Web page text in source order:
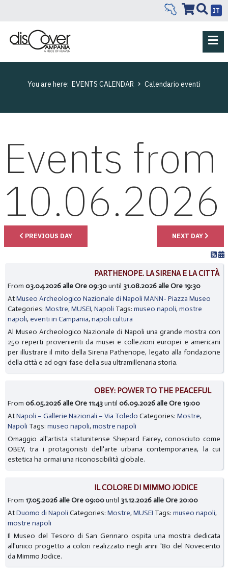
IT
You are here: EVENTS CALENDAR Calendario eventi
Events from
10.06.2026
PREVIOUS DAY NEXT DAY
PARTHENOPE. LA SIRENA E LA CITTÀ
From03.04.2026 alle Ore 09:30until 31.08.2026 alle Ore 19:30
AtMuseo Archeologico Nazionale di Napoli MANN- Piazza Museo
Categories:Mostre,MUSEI,Napoli Tags:museo napoli,mostre
napoli, eventi in Campania,napoli cultura
Al Museo Archeologico Nazionale di Napoli una grande mostra con
250 reperti provenienti da musei e collezioni europei e americani
per illustrare il mito della Sirena Pathenope, legato alla fondazione
della città e ad ogni fase della sua ultramillenaria storia.
OBEY: POWER TO THE PEACEFUL
From06.05.2026 alle Ore 11:43until06.09.2026 alle Ore 19:00
AtNapoli – Gallerie Nazionali – Via Toledo Categories:Mostre,
Napoli Tags:museo napoli,mostre napoli
Omaggio all'artista statunitense Shepard Fairey, conosciuto come
OBEY, tra i protagonisti dell'arte urbana contemporanea, la cui
estetica ha ormai una riconoscibilità globale.
IL COLORE DI MIMMO JODICE
From17.05.2026 alle Ore 09:00until 31.12.2026 alle Ore 20:00
AtDuomo di Napoli Categories:Mostre,MUSEI Tags:museo napoli,
mostre napoli
Il Museo del Tesoro di San Gennaro ospita una mostra dedicata
all'unico progetto a colori realizzato negli anni '80 del Novecento
da Mimmo Jodice.